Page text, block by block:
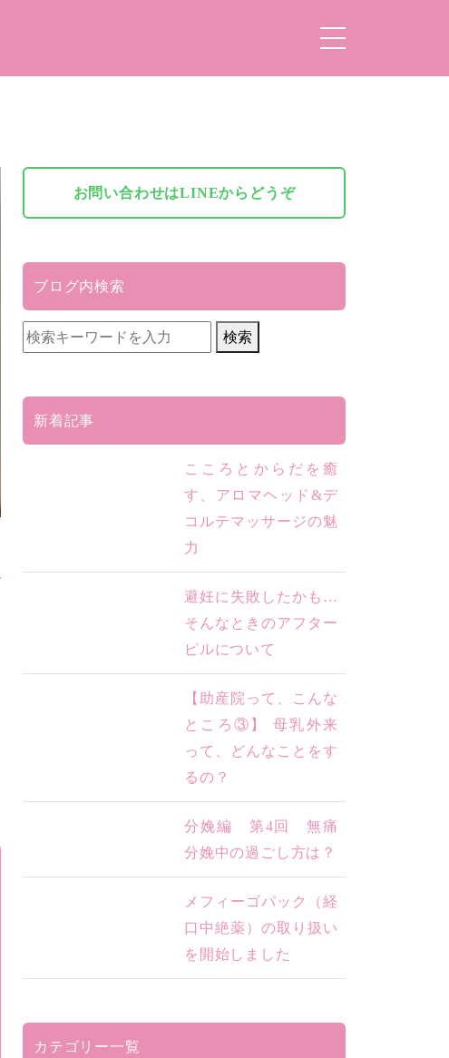
お問い合わせはLINEからどうぞ
ブログ内検索
検索
新着記事
こころとからだを癒
す、アロマヘッド&デ
コルテマッサージの魅
力
避妊に失敗したかも…
そんなときのアフター
ピルについて
【助産院って、こんな
ところ③】 母乳外来
って、どんなことをす
るの？
分娩編 第4回 無痛
分娩中の過ごし方は？
メフィーゴパック（経
口中絶薬）の取り扱い
を開始しました
カテゴリー一覧